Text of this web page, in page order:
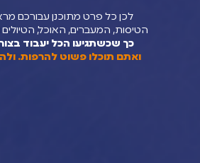
לכן כל פרט מתוכנן עבורכם מראש בקפידה
המעברים, האוכל, הטיולים והזמנים בין
כך שכשתגיעו הכל יעבוד בצורה מושלמת
תוכלו פשוט להרפות. ולהנות מהשקט.